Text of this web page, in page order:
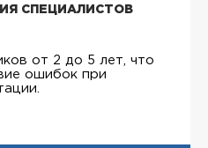
СПЕЦИАЛИСТОВ
от 2 до 5 лет, что
ошибок при